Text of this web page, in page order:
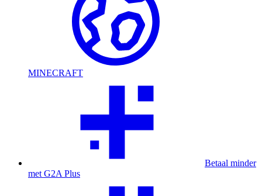
MINECRAFT
Betaal minder
met G2A Plus